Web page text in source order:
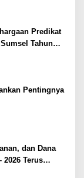
Predikat
Tahun
Pentingnya
dan Dana
2026 Terus